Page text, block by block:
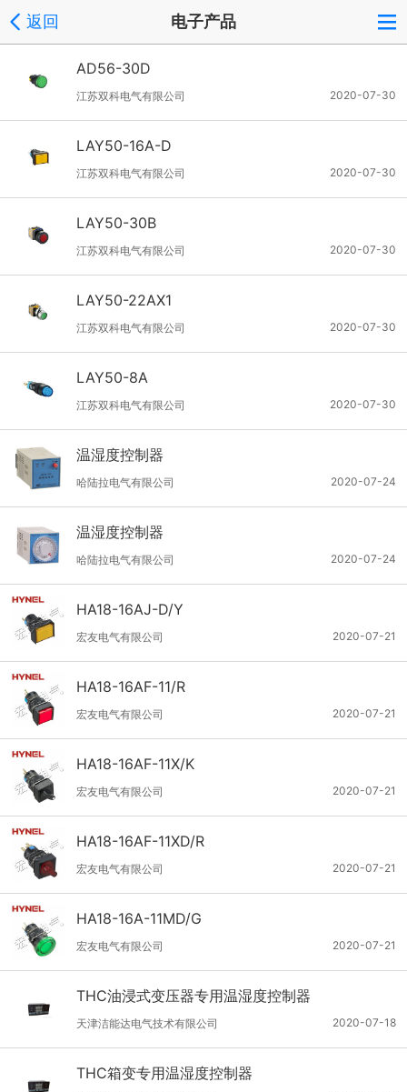
返回 电子产品
AD56-30D
2020-07-30
江苏双科电气有限公司
LAY50-16A-D
2020-07-30
江苏双科电气有限公司
LAY50-30B
2020-07-30
江苏双科电气有限公司
LAY50-22AX1
2020-07-30
江苏双科电气有限公司
LAY50-8A
2020-07-30
江苏双科电气有限公司
温湿度控制器
2020-07-24
哈陆拉电气有限公司
温湿度控制器
2020-07-24
哈陆拉电气有限公司
HA18-16AJ-D/Y
2020-07-21
宏友电气有限公司
HA18-16AF-11/R
2020-07-21
宏友电气有限公司
HA18-16AF-11X/K
2020-07-21
宏友电气有限公司
HA18-16AF-11XD/R
2020-07-21
宏友电气有限公司
HA18-16A-11MD/G
2020-07-21
宏友电气有限公司
THC油浸式变压器专用温湿度控制器
2020-07-18
天津洁能达电气技术有限公司
THC箱变专用温湿度控制器